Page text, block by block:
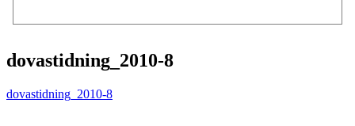
dovastidning_2010-8
dovastidning_2010-8